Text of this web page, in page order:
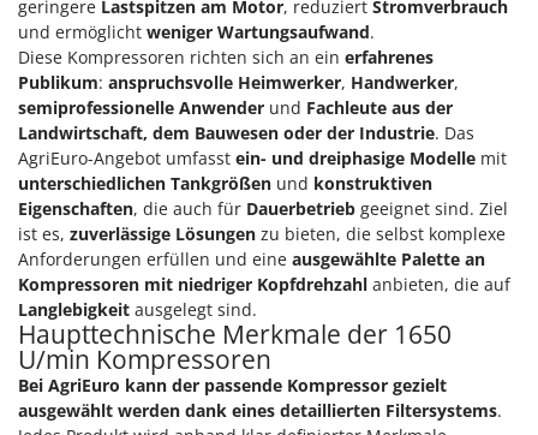
geringere Lastspitzen am Motor, reduziert Stromverbrauch
und ermöglicht weniger Wartungsaufwand.
Diese Kompressoren richten sich an ein erfahrenes
Publikum: anspruchsvolle Heimwerker, Handwerker,
semiprofessionelle Anwender und Fachleute aus der
Landwirtschaft, dem Bauwesen oder der Industrie. Das
AgriEuro-Angebot umfasst ein- und dreiphasige Modelle mit
unterschiedlichen Tankgrößen und konstruktiven
Eigenschaften, die auch für Dauerbetrieb geeignet sind. Ziel
ist es, zuverlässige Lösungen zu bieten, die selbst komplexe
Anforderungen erfüllen und eine ausgewählte Palette an
Kompressoren mit niedriger Kopfdrehzahl anbieten, die auf
Langlebigkeit ausgelegt sind.
Haupttechnische Merkmale der 1650
U/min Kompressoren
Bei AgriEuro kann der passende Kompressor gezielt
ausgewählt werden dank eines detaillierten Filtersystems.